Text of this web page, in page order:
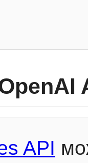
API